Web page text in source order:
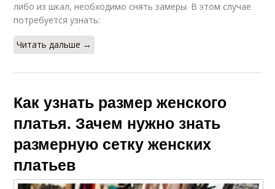
либо из шкал, необходимо снять замеры. В этом случае
потребуется узнать:
Читать дальше →
Как узнать размер женского
платья. Зачем нужно знать
размерную сетку женских
платьев